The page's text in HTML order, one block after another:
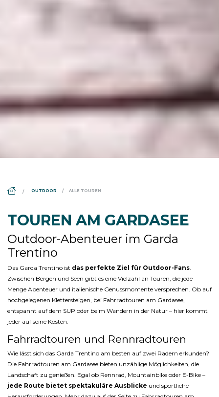
DS_BREADCRUMB.HOME
OUTDOOR ALLE TOUREN
TOUREN AM GARDASEE
Outdoor-Abenteuer im Garda
Trentino
Das Garda Trentino ist das perfekte Ziel für Outdoor-Fans.
Zwischen Bergen und Seen gibt es eine Vielzahl an Touren, die jede
Menge Abenteuer und italienische Genussmomente versprechen. Ob auf
hochgelegenen Klettersteigen, bei Fahrradtouren am Gardasee,
entspannt auf dem SUP oder beim Wandern in der Natur – hier kommt
jeder auf seine Kosten.
Fahrradtouren und Rennradtouren
Wie lässt sich das Garda Trentino am besten auf zwei Rädern erkunden?
Die Fahrradtouren am Gardasee bieten unzählige Möglichkeiten, die
Landschaft zu genießen. Egal ob Rennrad, Mountainbike oder E-Bike –
jede Route bietet spektakuläre Ausblicke und sportliche